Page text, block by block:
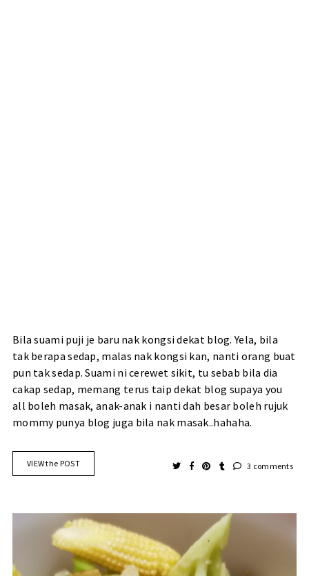
Bila suami puji je baru nak kongsi dekat blog. Yela, bila
tak berapa sedap, malas nak kongsi kan, nanti orang buat
pun tak sedap. Suami ni cerewet sikit, tu sebab bila dia
cakap sedap, memang terus taip dekat blog supaya you
all boleh masak, anak-anak i nanti dah besar boleh rujuk
mommy punya blog juga bila nak masak..hahaha.
VIEW the POST 3 comments